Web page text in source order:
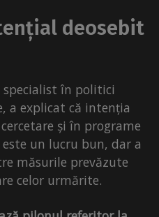
deosebit
în politici
a explicat că intenția
și în programe
un lucru bun, dar a
măsurile prevăzute
celor urmărite.